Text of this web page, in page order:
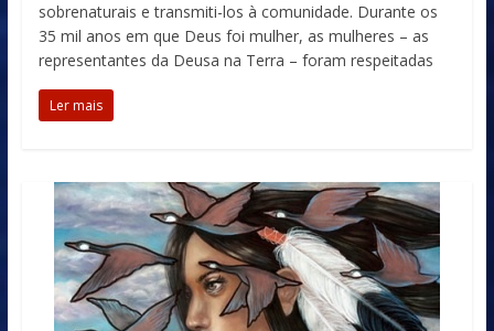
sobrenaturais e transmiti-los à comunidade. Durante os
35 mil anos em que Deus foi mulher, as mulheres – as
representantes da Deusa na Terra – foram respeitadas
Ler mais